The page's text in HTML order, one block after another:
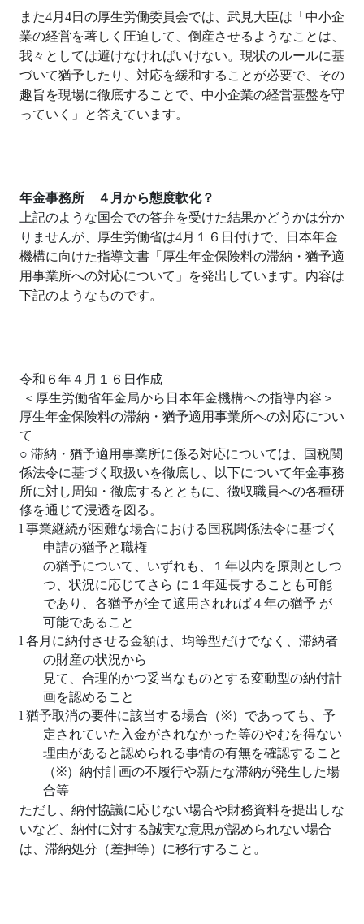
また4月 4日の厚生労働委員会では、武見大臣は「中小企
業の経営を著しく圧迫して、倒産させるようなことは、
我々としては避けなければいけない。現状のルールに基
づいて猶予したり、対応を緩和することが必要で、その
趣旨を現場に徹底することで、中小企業の経営基盤を守
っていく」と答えています。
年金事務所 ４月から態度軟化？
上記のような国会での答弁を受けた結果かどうかは分か
りませんが、
厚生労働省は4月１６日付けで、日本年金
機構に向けた指導文書「厚生年金保険料の滞納・猶予適
用事業所への対応について」を発出しています。内容は
下記のようなものです。
令和６年４月１６日作成
＜厚生労働省年金局から日本年金機構への指導内容＞
厚生年金保険料の滞納・猶予適用事業所への対応につい
て
○ 滞納・猶予適用事業所に係る対応については、国税関
係法令に基づく取扱いを徹底し、以下について年金事務
所に対し周知・徹底するとともに、徴収職員への各種研
修を通じて浸透を図る。
l 事業継続が困難な場合における国税関係法令に基づく
申請の猶予と職権
の猶予について、いずれも、１年以内を原則としつ
つ、状況に応じてさら に１年延長することも可能
であり、各猶予が全て適用されれば４年の猶予 が
可能であること
l 各月に納付させる金額は、均等型だけでなく、滞納者
の財産の状況から
見て、合理的かつ妥当なものとする変動型の納付計
画を認めること
l 猶予取消の要件に該当する場合（※）であっても、予
定されていた入金がされなかった等のやむを得ない
理由があると認められる事情の有無を確認すること
（※）納付計画の不履行や新たな滞納が発生した場
合等
ただし、納付協議に応じない場合や財務資料を提出しな
いなど、納付に対する誠実な意思が認められない場合
は、滞納処分（差押等）に移行すること。